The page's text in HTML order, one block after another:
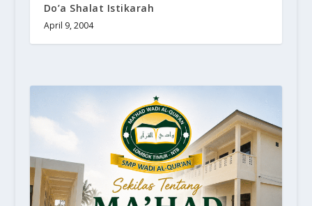
Do’a Shalat Istikarah
April 9, 2004